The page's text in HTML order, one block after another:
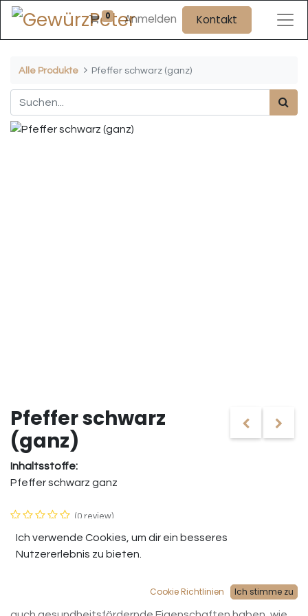
0 Anmelden Kontakt
Alle Produkte Pfeffer schwarz (ganz)
Pfeffer schwarz
(ganz)
Inhaltsstoffe:
Pfeffer schwarz ganz
(0 review)
Verpackung: Große Plastikdose mit Dosierverschluss
seinen kräftigen, würzigen Duft. Diese Pfeffersorte kann
Ich verwende Cookies, um dir ein besseres
Nutzererlebnis zu bieten.
Cookie Richtlinien Ich stimme zu